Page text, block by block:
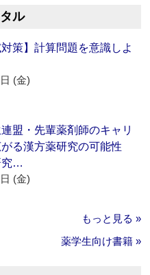
ル
対策】計算問題を意識しよ
(金)
連盟・先輩薬剤師のキャリ
がる漢方薬研究の可能性
究…
(金)
もっと見る »
薬学生向け書籍 »